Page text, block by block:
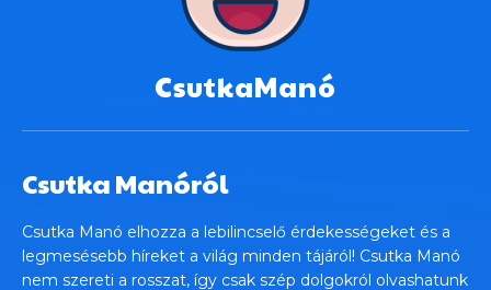
CsutkaManó
Csutka Manóról
Csutka Manó elhozza a lebilincselő érdekességeket és a
legmesésebb híreket a világ minden tájáról! Csutka Manó
nem szereti a rosszat, így csak szép dolgokról olvashatunk